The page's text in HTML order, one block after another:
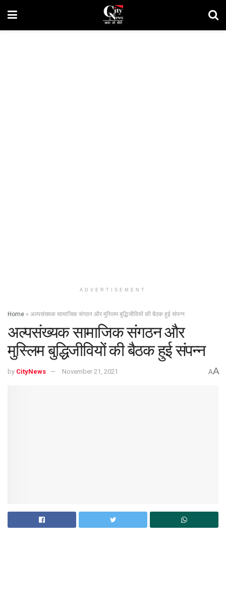
ADVERTISEMENT
Home » अल्पसंख्यक सामाजिक संगठन और मुस्लिम बुद्धिजीवियों की बैठक हुई संपन्न
अल्पसंख्यक सामाजिक संगठन और
मुस्लिम बुद्धिजीवियों की बैठक हुई संपन्न
by CityNews November 21, 2021 AA